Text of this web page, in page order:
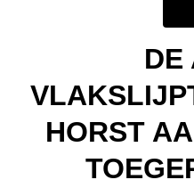
DE
HORST